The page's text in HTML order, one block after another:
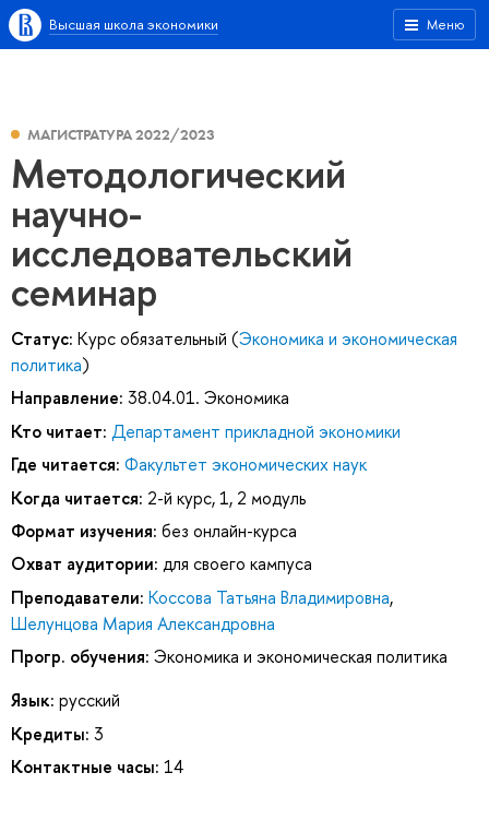
Меню
Высшая школа экономики
МАГИСТРАТУРА 2022/2023
Методологический
научно-
исследовательский
семинар
Статус: Курс обязательный (Экономика и экономическая
политика)
Направление: 38.04.01. Экономика
Кто читает: Департамент прикладной экономики
Где читается: Факультет экономических наук
Когда читается: 2-й курс, 1, 2 модуль
Формат изучения: без онлайн-курса
Охват аудитории: для своего кампуса
Преподаватели: Коссова Татьяна Владимировна,
Шелунцова Мария Александровна
Прогр. обучения: Экономика и экономическая политика
Язык: русский
Кредиты: 3
Контактные часы: 14